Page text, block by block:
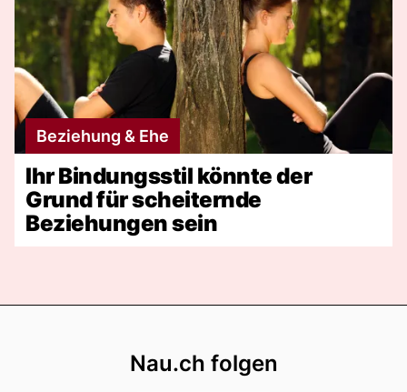
Beziehung & Ehe
Ihr Bindungsstil könnte der
Grund für scheiternde
Beziehungen sein
Nau.ch folgen